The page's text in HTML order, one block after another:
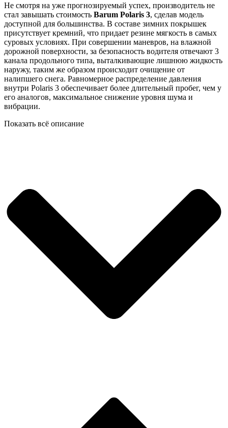
Не смотря на уже прогнозируемый успех, производитель не
стал завышать стоимость Barum Polaris 3, сделав модель
доступной для большинства. В составе зимних покрышек
присутствует кремний, что придает резине мягкость в самых
суровых условиях. При совершении маневров, на влажной
дорожной поверхности, за безопасность водителя отвечают 3
канала продольного типа, выталкивающие лишнюю жидкость
наружу, таким же образом происходит очищение от
налипшего снега. Равномерное распределение давления
внутри Polaris 3 обеспечивает более длительный пробег, чем у
его аналогов, максимальное снижение уровня шума и
вибрации.
Показать всё описание